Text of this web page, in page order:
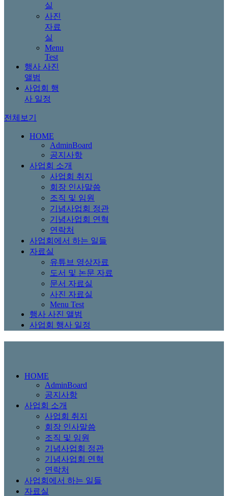
실
사진
자료
실
Menu
Test
행사 사진
앨범
사업회 행
사 일정
전체보기
HOME
AdminBoard
공지사항
사업회 소개
사업회 취지
회장 인사말씀
조직 및 임원
기념사업회 정관
기념사업회 연혁
연락처
사업회에서 하는 일들
자료실
유튜브 영상자료
도서 및 논문 자료
문서 자료실
사진 자료실
Menu Test
행사 사진 앨범
사업회 행사 일정
HOME
AdminBoard
공지사항
사업회 소개
사업회 취지
회장 인사말씀
조직 및 임원
기념사업회 정관
기념사업회 연혁
연락처
사업회에서 하는 일들
자료실